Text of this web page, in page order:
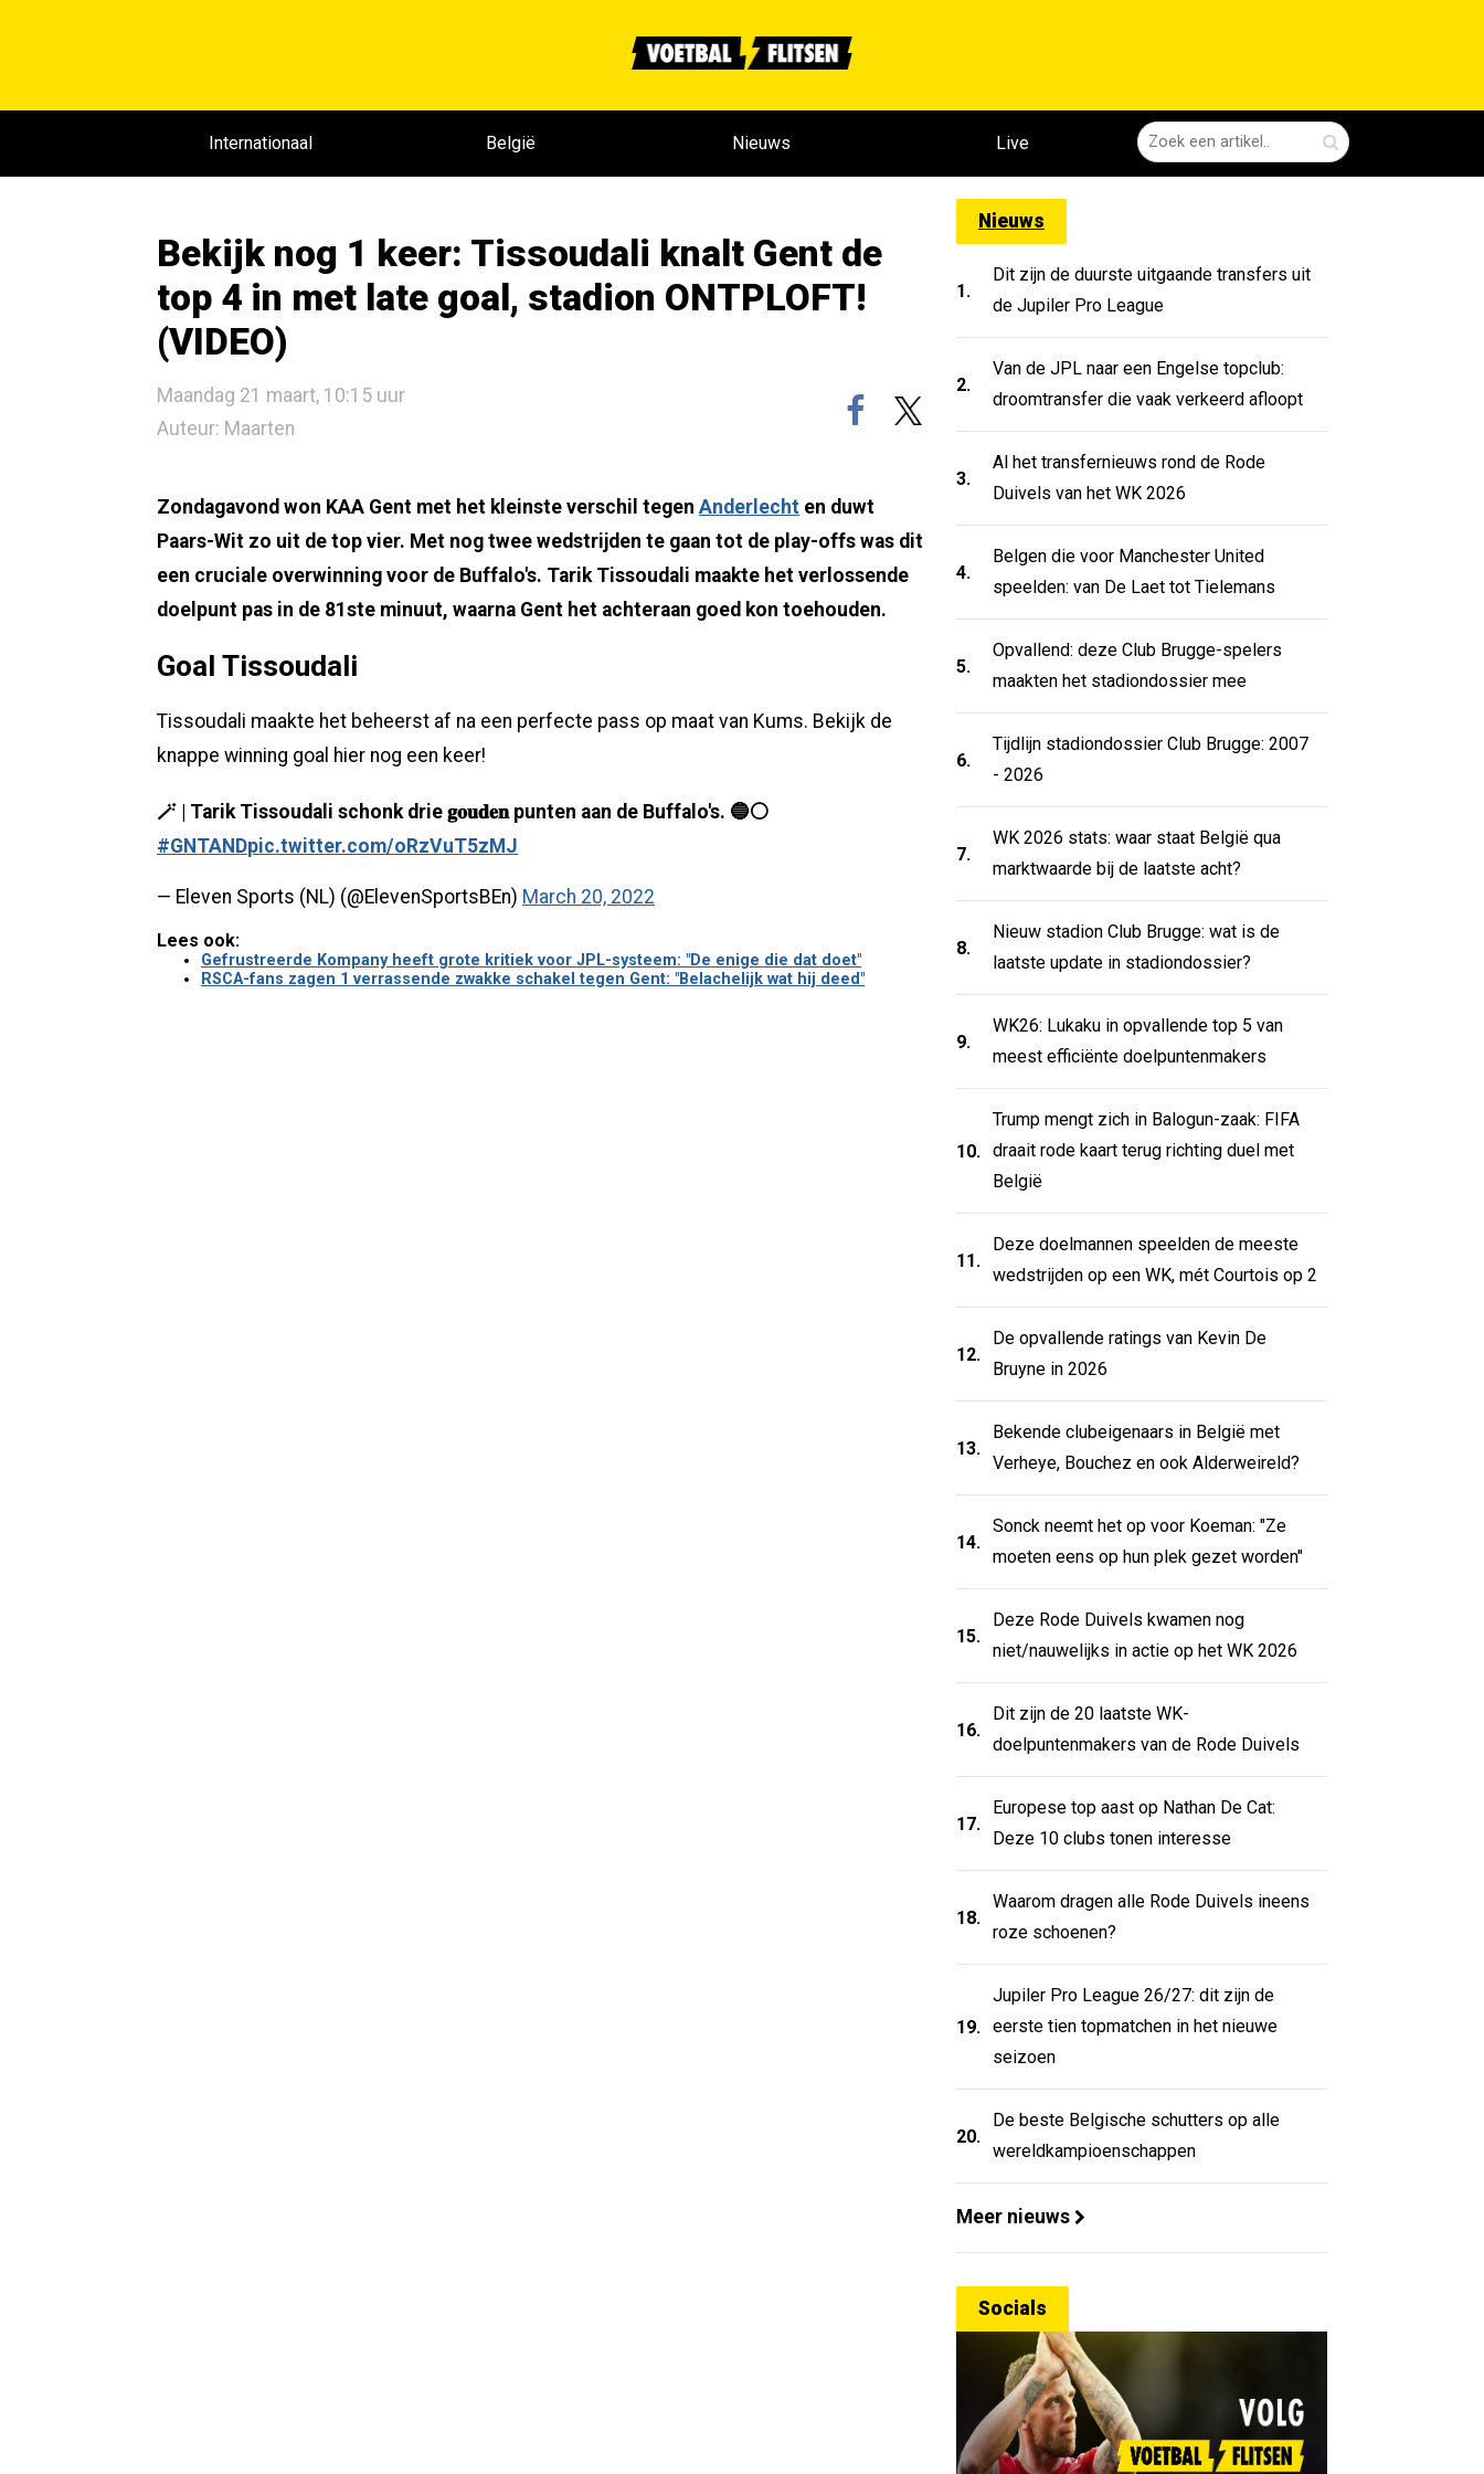
Internationaal België Nieuws Live
Bekijk nog 1 keer: Tissoudali knalt Gent de
top 4 in met late goal, stadion ONTPLOFT!
(VIDEO)
Maandag 21 maart, 10:15 uur
Auteur: Maarten
Zondagavond won KAA Gent met het kleinste verschil tegen Anderlecht en duwt
Paars-Wit zo uit de top vier. Met nog twee wedstrijden te gaan tot de play-offs was dit
een cruciale overwinning voor de Buffalo's. Tarik Tissoudali maakte het verlossende
doelpunt pas in de 81ste minuut, waarna Gent het achteraan goed kon toehouden.
Goal Tissoudali
Tissoudali maakte het beheerst af na een perfecte pass op maat van Kums. Bekijk de
knappe winning goal hier nog een keer!
🪄 | Tarik Tissoudali schonk drie 𝐠𝐨𝐮𝐝𝐞𝐧 punten aan de Buffalo's. 🔵⚪️
#GNTANDpic.twitter.com/oRzVuT5zMJ
— Eleven Sports (NL) (@ElevenSportsBEn) March 20, 2022
Lees ook:
Gefrustreerde Kompany heeft grote kritiek voor JPL-systeem: "De enige die dat doet"
RSCA-fans zagen 1 verrassende zwakke schakel tegen Gent: "Belachelijk wat hij deed"
Nieuws
1.
Dit zijn de duurste uitgaande transfers uit
de Jupiler Pro League
2.
Van de JPL naar een Engelse topclub:
droomtransfer die vaak verkeerd afloopt
3.
Al het transfernieuws rond de Rode
Duivels van het WK 2026
4.
Belgen die voor Manchester United
speelden: van De Laet tot Tielemans
5.
Opvallend: deze Club Brugge-spelers
maakten het stadiondossier mee
6.
Tijdlijn stadiondossier Club Brugge: 2007
- 2026
7.
WK 2026 stats: waar staat België qua
marktwaarde bij de laatste acht?
8.
Nieuw stadion Club Brugge: wat is de
laatste update in stadiondossier?
9.
WK26: Lukaku in opvallende top 5 van
meest efficiënte doelpuntenmakers
10.
Trump mengt zich in Balogun-zaak: FIFA
draait rode kaart terug richting duel met
België
11.
Deze doelmannen speelden de meeste
wedstrijden op een WK, mét Courtois op 2
12.
De opvallende ratings van Kevin De
Bruyne in 2026
13.
Bekende clubeigenaars in België met
Verheye, Bouchez en ook Alderweireld?
14.
Sonck neemt het op voor Koeman: "Ze
moeten eens op hun plek gezet worden"
15.
Deze Rode Duivels kwamen nog
niet/nauwelijks in actie op het WK 2026
16.
Dit zijn de 20 laatste WK-
doelpuntenmakers van de Rode Duivels
17.
Europese top aast op Nathan De Cat:
Deze 10 clubs tonen interesse
18.
Waarom dragen alle Rode Duivels ineens
roze schoenen?
19.
Jupiler Pro League 26/27: dit zijn de
eerste tien topmatchen in het nieuwe
seizoen
20.
De beste Belgische schutters op alle
wereldkampioenschappen
Meer nieuws
Socials